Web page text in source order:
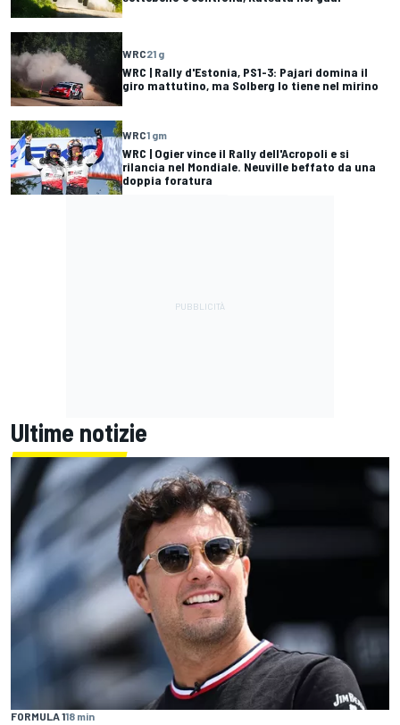
WRC21 g
WRC | Rally d'Estonia, PS1-3: Pajari domina il
giro mattutino, ma Solberg lo tiene nel mirino
WRC1 gm
WRC | Ogier vince il Rally dell'Acropoli e si
rilancia nel Mondiale. Neuville beffato da una
doppia foratura
Ultime notizie
FORMULA 118 min